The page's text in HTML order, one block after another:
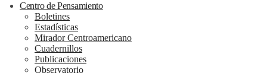
Centro de Pensamiento
Boletines
Estadísticas
Mirador Centroamericano
Cuadernillos
Publicaciones
Observatorio